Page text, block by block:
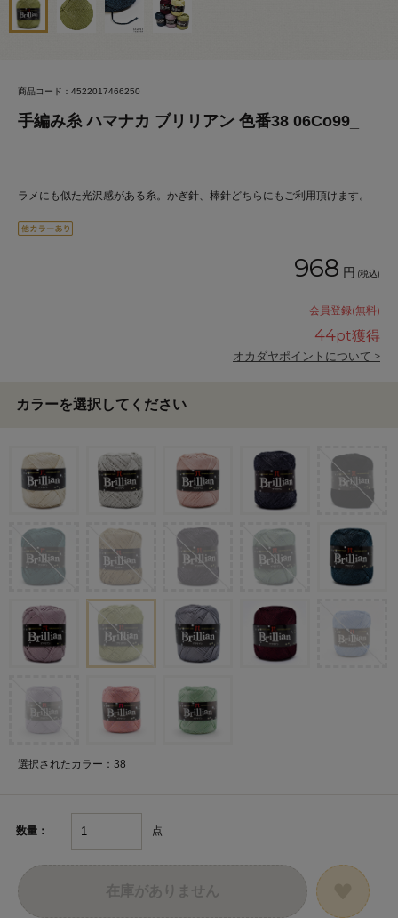
商品コード：4522017466250
手編み糸 ハマナカ ブリリアン 色番38 06Co99_
ラメにも似た光沢感がある糸。かぎ針、棒針どちらにもご利用頂けます。
968 円 (税込)
会員登録(無料)
44pt獲得
オカダヤポイントについて >
カラーを選択してください
選択されたカラー：38
数量： 点